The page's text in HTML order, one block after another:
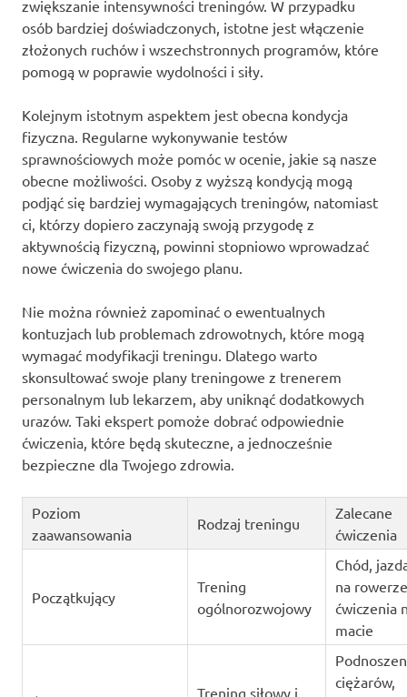
zwiększanie intensywności treningów. W przypadku
osób bardziej doświadczonych, istotne jest włączenie
złożonych ruchów i wszechstronnych programów, które
pomogą w poprawie wydolności i siły.
Kolejnym istotnym aspektem jest obecna kondycja
fizyczna. Regularne wykonywanie testów
sprawnościowych może pomóc w ocenie, jakie są nasze
obecne możliwości. Osoby z wyższą kondycją mogą
podjąć się bardziej wymagających treningów, natomiast
ci, którzy dopiero zaczynają swoją przygodę z
aktywnością fizyczną, powinni stopniowo wprowadzać
nowe ćwiczenia do swojego planu.
Nie można również zapominać o ewentualnych
kontuzjach lub problemach zdrowotnych, które mogą
wymagać modyfikacji treningu. Dlatego warto
skonsultować swoje plany treningowe z trenerem
personalnym lub lekarzem, aby uniknąć dodatkowych
urazów. Taki ekspert pomoże dobrać odpowiednie
ćwiczenia, które będą skuteczne, a jednocześnie
bezpieczne dla Twojego zdrowia.
Poziom
zaawansowania
Rodzaj treningu
Zalecane
ćwiczenia
Początkujący
Trening
ogólnorozwojowy
Chód,
na
ćwiczenia
macie
Trening siłowy i
ciężarów,